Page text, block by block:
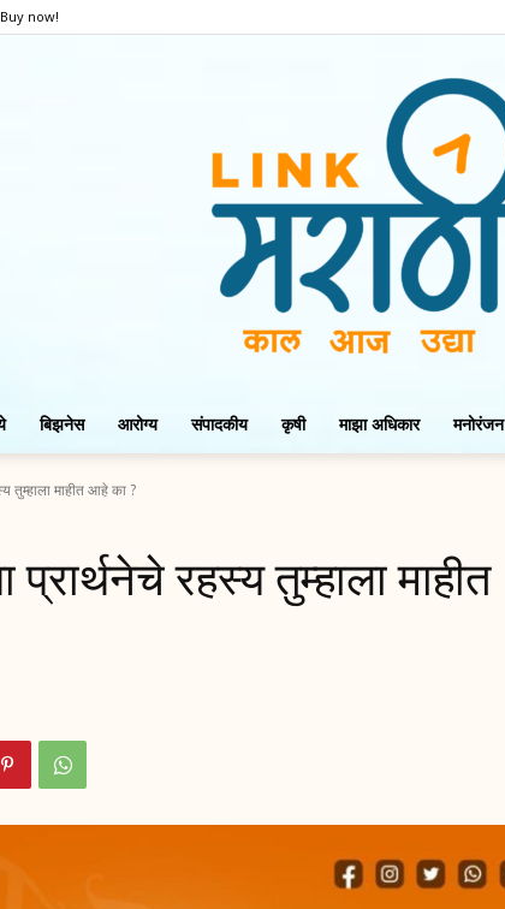
Buy now!
बिझनेस आरोग्य संपादकीय कृषी माझा अधिकार मनोरंजन
तुम्हाला माहीत आहे का ?
रहस्य तुम्हाला माहीत